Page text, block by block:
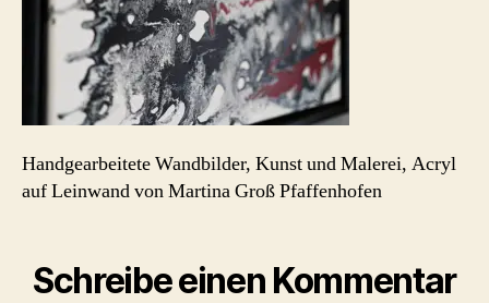
white-
6
Handgearbeitete Wandbilder, Kunst und Malerei, Acryl
auf Leinwand von Martina Groß Pfaffenhofen
Schreibe einen Kommentar